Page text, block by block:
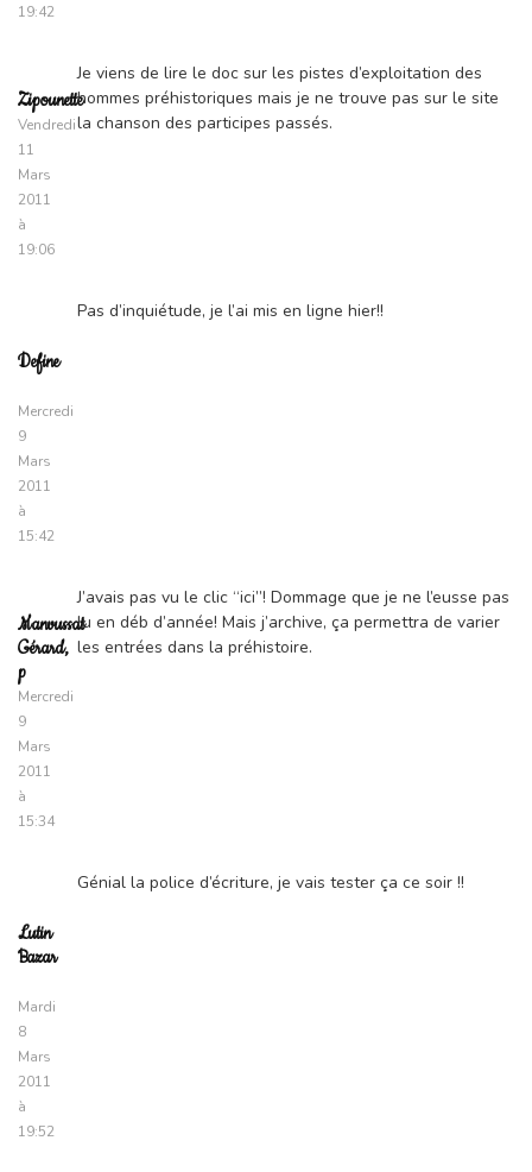
19:42
Zipounette
Vendredi
11
Mars
2011
à
19:06
Je viens de lire le doc sur les pistes d’exploitation des
hommes préhistoriques mais je ne trouve pas sur le site
la chanson des participes passés.
Define
Mercredi
9
Mars
2011
à
15:42
Pas d’inquiétude, je l’ai mis en ligne hier!!
Manvussat
Gérard,
p
Mercredi
9
Mars
2011
à
15:34
J’avais pas vu le clic “ici”! Dommage que je ne l’eusse pas
lu en déb d’année! Mais j’archive, ça permettra de varier
les entrées dans la préhistoire.
Lutin
Bazar
Mardi
8
Mars
2011
à
19:52
Génial la police d’écriture, je vais tester ça ce soir !!